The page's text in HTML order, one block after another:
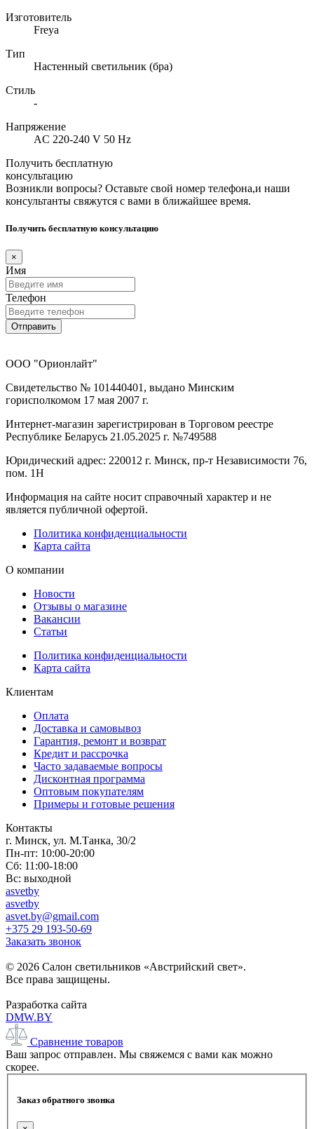
Изготовитель
Freya
Тип
Настенный светильник (бра)
Стиль
-
Напряжение
AC 220-240 V 50 Hz
Получить бесплатную
консультацию
Возникли вопросы? Оставьте свой номер телефона,и наши
консультанты свяжутся с вами в ближайшее время.
Получить бесплатную консультацию
×
Имя
Телефон
Отправить
ООО "Орионлайт"
Свидетельство № 101440401, выдано Минским
горисполкомом 17 мая 2007 г.
Интернет-магазин зарегистрирован в Торговом реестре
Республике Беларусь 21.05.2025 г. №749588
Юридический адрес: 220012 г. Минск, пр-т Независимости 76,
пом. 1Н
Информация на сайте носит справочный характер и не
является публичной офертой.
Политика конфиденциальности
Карта сайта
О компании
Новости
Отзывы о магазине
Вакансии
Статьи
Политика конфиденциальности
Карта сайта
Клиентам
Оплата
Доставка и самовывоз
Гарантия, ремонт и возврат
Кредит и рассрочка
Часто задаваемые вопросы
Дисконтная программа
Оптовым покупателям
Примеры и готовые решения
Контакты
г. Минск, ул. М.Танка, 30/2
Пн-пт: 10:00-20:00
Сб: 11:00-18:00
Вс: выходной
asvetby
asvetby
asvet.by@gmail.com
+375 29 193-50-69
Заказать звонок
© 2026 Салон светильников «Австрийский свет».
Все права защищены.
Разработка сайта
DMW.BY
Сравнение товаров
Ваш запрос отправлен. Мы свяжемся с вами как можно
скорее.
Заказ обратного звонка